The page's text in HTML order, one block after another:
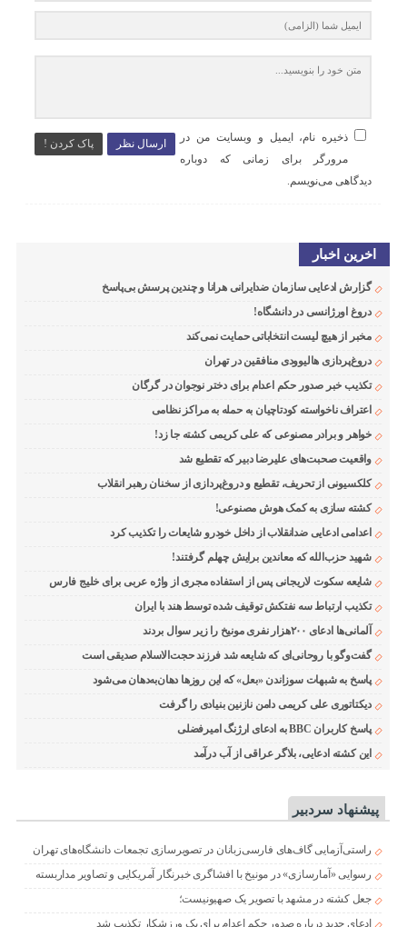
ارسال نظر پاک کردن !
ذخیره نام، ایمیل و وبسایت من در
مرورگر برای زمانی که دوباره
دیدگاهی می‌نویسم.
اخرین اخبار
گزارش ادعایی سازمان ضدایرانی هرانا و چندین پرسش بی‌پاسخ
دروغ اورژانسی در دانشگاه!
مخبر از هیچ لیست انتخاباتی حمایت نمی‌کند
دروغ‌پردازی هالیوودی منافقین در تهران
تکذیب خبر صدور حکم اعدام برای دختر نوجوان در گرگان
اعتراف ناخواسته کودتاچیان به حمله به مراکز نظامی
خواهر و برادر مصنوعی که علی کریمی کشته جا زد!
واقعیت صحبت‌های علیرضا دبیر که تقطیع شد
کلکسیونی از تحریف، تقطیع و دروغ‌پردازی از سخنان رهبر انقلاب
کشته سازی به کمک هوش مصنوعی!
اعدامی ادعایی ضدانقلاب از داخل خودرو شایعات را تکذیب کرد
شهید حزب‌الله که معاندین برایش چهلم گرفتند!
شایعه سکوت لاریجانی پس از استفاده مجری از واژه عربی برای خلیج فارس
تکذیب ارتباط سه نفتکش توقیف شده توسط هند با ایران
آلمانی‌ها ادعای ۲۰۰هزار نفری مونیخ را زیر سوال بردند
گفت‌وگو با روحانی‌ای که شایعه شد فرزند حجت‌الاسلام صدیقی است
پاسخ به شبهات سوزاندن «بعل» که این روزها دهان‌به‌دهان می‌شود
دیکتاتوری علی کریمی دامن نازنین بنیادی را گرفت
پاسخ کاربران BBC به ادعای ارژنگ امیرفضلی
این کشته ادعایی، بلاگر عراقی از آب درآمد
پیشنهاد سردبیر
راستی‌آزمایی گاف‌های فارسی‌زبانان در تصویرسازی تجمعات دانشگاه‌های تهران
رسوایی «آمارسازی» در مونیخ با افشاگری خبرنگار آمریکایی و تصاویر مداربسته
جعل کشته در مشهد با تصویر یک صهیونیست؛
ادعای جدید درباره صدور حکم اعدام برای یک ورزشکار تکذیب شد